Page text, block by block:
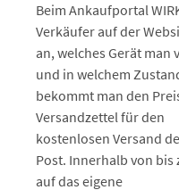
Beim Ankaufportal
Verkäufer auf der
an, welches Gerät man
und in welchem
bekommt man den
Versandzettel für den
kostenlosen Versand
Post. Innerhalb von bis
auf das eigene